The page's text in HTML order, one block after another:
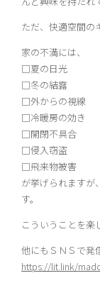
ただ、快適空間の
家の不満には、
□夏の日光
□冬の結露
□外からの視線
□冷暖房の効き
□開閉不具合
□侵入窃盗
□飛来物被害
が挙げられますが
す。
こういうことを楽
他にもＳＮＳで発
https://lit.link/